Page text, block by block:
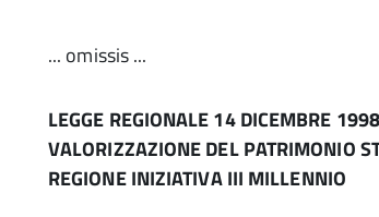
... omissis ...
LEGGE REGIONALE 14 DICEMBRE
VALORIZZAZIONE DEL PATRIMONIO
REGIONE INIZIATIVA III MILLENNIO